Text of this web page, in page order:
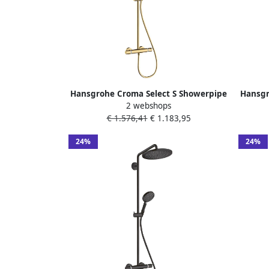
Hansgrohe Croma Select S Showerpipe
280 1jet met thermostaat en
handdouche Raindance Select S 120
2 webshops
€ 1.576,41€ 1.183,95
24% 24%